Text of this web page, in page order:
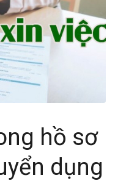
hồ sơ
dụng